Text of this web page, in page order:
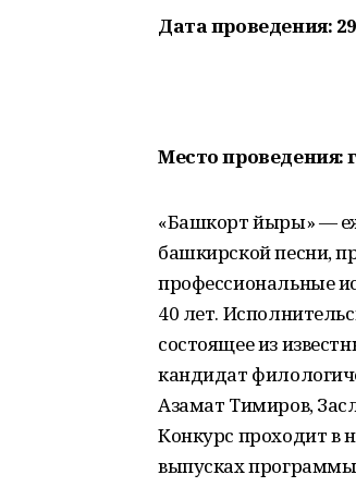
Дата проведения:
Место проведения:
«Башкорт йыры» —
башкирской песни,
профессиональные
40 лет.
состоящее из
кандидат
Азамат Тимиров,
Конкурс проходит в
выпусках